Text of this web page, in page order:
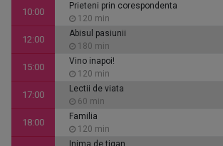
10:00
Prieteni prin corespondenta
120 min
12:00
Abisul pasiunii
180 min
15:00
Vino inapoi!
120 min
17:00
Lectii de viata
60 min
18:00
Familia
120 min
Inima de tigan